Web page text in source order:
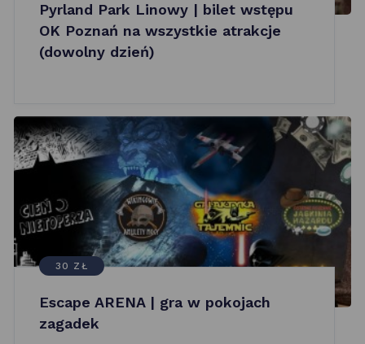
Pyrland Park Linowy | bilet wstępu
OK Poznań na wszystkie atrakcje
(dowolny dzień)
30 ZŁ
Escape ARENA | gra w pokojach
zagadek